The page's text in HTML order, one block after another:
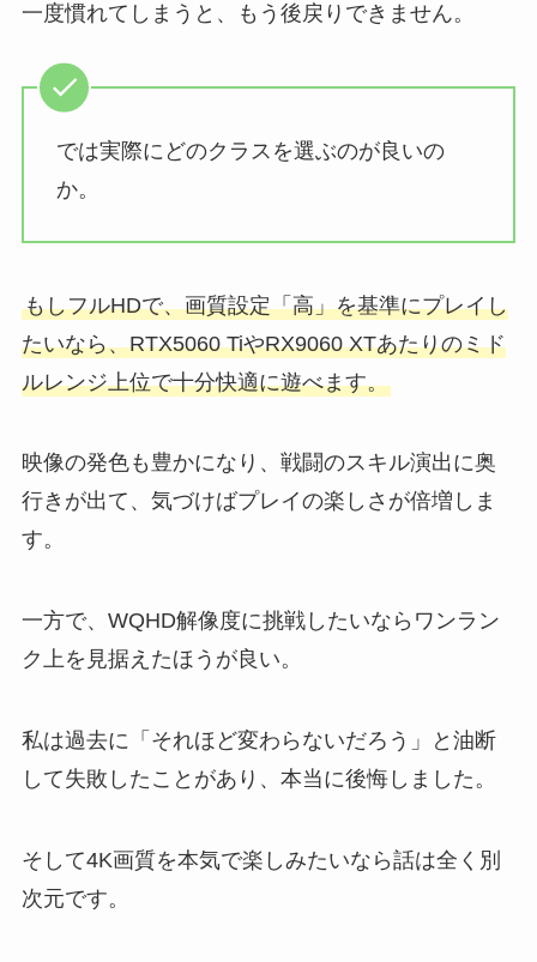
一度慣れてしまうと、もう後戻りできません。
では実際にどのクラスを選ぶのが良いの
か。
もしフルHDで、画質設定「高」を基準にプレイし
たいなら、RTX5060 TiやRX9060 XTあたりのミド
ルレンジ上位で十分快適に遊べます。
映像の発色も豊かになり、戦闘のスキル演出に奥
行きが出て、気づけばプレイの楽しさが倍増しま
す。
一方で、WQHD解像度に挑戦したいならワンラン
ク上を見据えたほうが良い。
私は過去に「それほど変わらないだろう」と油断
して失敗したことがあり、本当に後悔しました。
そして4K画質を本気で楽しみたいなら話は全く別
次元です。